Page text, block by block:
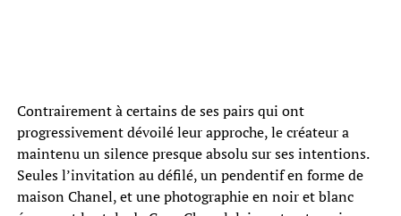
Contrairement à certains de ses pairs qui ont
progressivement dévoilé leur approche, le créateur a
maintenu un silence presque absolu sur ses intentions.
Seules l’invitation au défilé, un pendentif en forme de
maison Chanel, et une photographie en noir et blanc